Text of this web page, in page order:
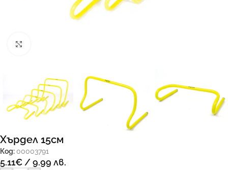
Хърдел 15см
Код: 00003791
5.11€/ 9.99 лв.